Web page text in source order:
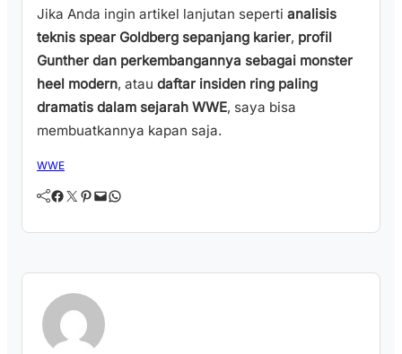
Jika Anda ingin artikel lanjutan seperti analisis
teknis spear Goldberg sepanjang karier, profil
Gunther dan perkembangannya sebagai monster
heel modern, atau daftar insiden ring paling
dramatis dalam sejarah WWE, saya bisa
membuatkannya kapan saja.
WWE
Facebook Twitter Pinterest Mail WhatsApp